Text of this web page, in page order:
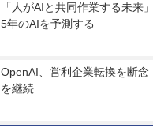
「人がAIと共同作業する未来
5年のAIを予測する
OpenAI、営利企業転換を断念
を継続